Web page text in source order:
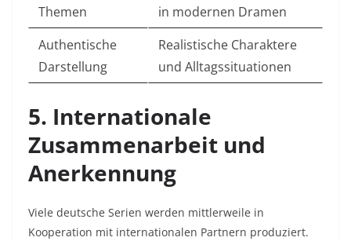
Themen
in modernen Dramen
Authentische
Darstellung
Realistische Charaktere
und Alltagssituationen
5. Internationale
Zusammenarbeit und
Anerkennung
Viele deutsche Serien werden mittlerweile in
Kooperation mit internationalen Partnern produziert.